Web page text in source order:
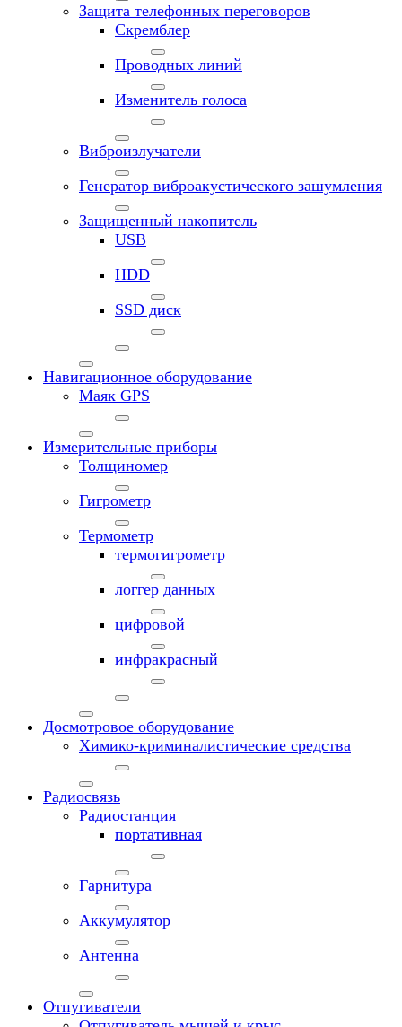
Защита телефонных переговоров
Скремблер
Проводных линий
Изменитель голоса
Виброизлучатели
Генератор виброакустического зашумления
Защищенный накопитель
USB
HDD
SSD диск
Навигационное оборудование
Маяк GPS
Измерительные приборы
Толщиномер
Гигрометр
Термометр
термогигрометр
логгер данных
цифровой
инфракрасный
Досмотровое оборудование
Химико-криминалистические средства
Радиосвязь
Радиостанция
портативная
Гарнитура
Аккумулятор
Антенна
Отпугиватели